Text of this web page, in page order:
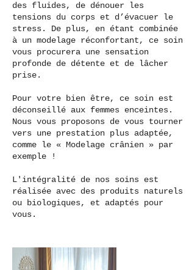
des fluides, de dénouer les
tensions du corps et d’évacuer le
stress. De plus, en étant combinée
à un modelage réconfortant, ce soin
vous procurera une sensation
profonde de détente et de lâcher
prise.
Pour votre bien être, ce soin est
déconseillé aux femmes enceintes.
Nous vous proposons de vous tourner
vers une prestation plus adaptée,
comme le « Modelage crânien » par
exemple !
L'intégralité de nos soins est
réalisée avec des produits naturels
ou biologiques, et adaptés pour
vous.